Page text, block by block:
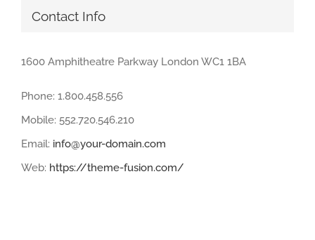
Contact Info
1600 Amphitheatre Parkway London WC1 1BA
Phone: 1.800.458.556
Mobile: 552.720.546.210
Email: info@your-domain.com
Web: https://theme-fusion.com/